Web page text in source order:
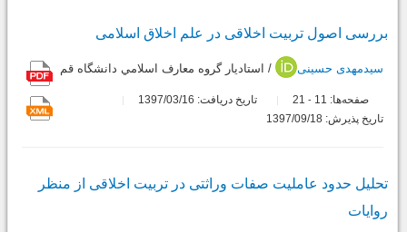
بررسی اصول تربیت اخلاقی در علم اخلاق اسلامی
سیدمهدی حسینی / استاديار گروه معارف اسلامي دانشگاه قم
صفحه‌ها: 11
-
تاریخ دریافت: 1397/03/16
تاریخ پذیرش: 1397/09/18
تحلیل حدود عاملیت صفات وراثتی در تربیت اخلاقی از منظر
روایات